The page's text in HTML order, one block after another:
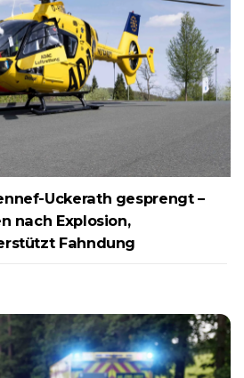
Uckerath gesprengt –
nach Explosion,
Fahndung